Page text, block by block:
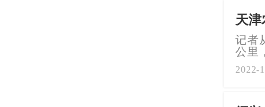
天津
记者
公里
2022-